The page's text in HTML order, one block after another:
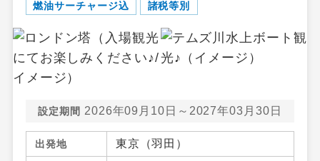
燃油サーチャージ込
諸税等別
設定期間 2026年09月10日～2027年03月30日
出発地 東京（羽田）